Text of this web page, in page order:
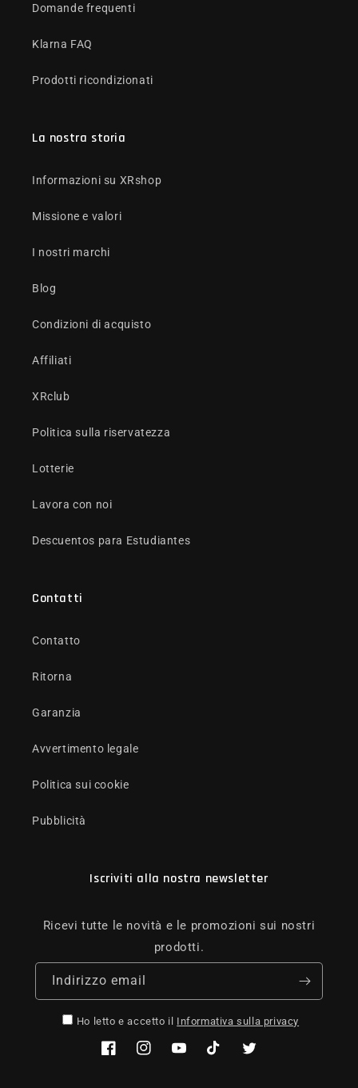
Domande frequenti
Klarna FAQ
Prodotti ricondizionati
La nostra storia
Informazioni su XRshop
Missione e valori
I nostri marchi
Blog
Condizioni di acquisto
Affiliati
XRclub
Politica sulla riservatezza
Lotterie
Lavora con noi
Descuentos para Estudiantes
Contatti
Contatto
Ritorna
Garanzia
Avvertimento legale
Politica sui cookie
Pubblicità
Iscriviti alla nostra newsletter
Ricevi tutte le novità e le promozioni sui nostri
prodotti.
Indirizzo email
Ho letto e accetto il Informativa sulla privacy
FacebookInstagramYouTubeTikTok Twitter